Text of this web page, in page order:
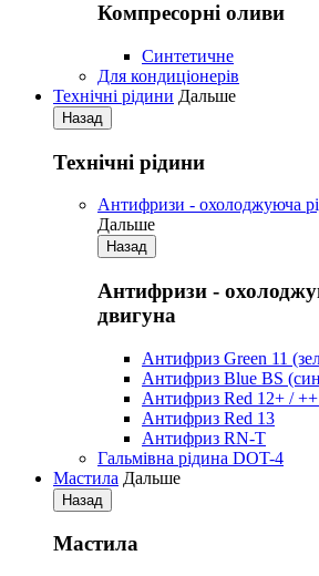
Компресорні оливи
Синтетичне
Для кондиціонерів
Технічні рідини Дальше
Назад
Технічні рідини
Антифризи - охолоджуюча
Дальше
Назад
Антифризи -
двигуна
Антифриз Green 11
Антифриз Blue BS
Антифриз Red 12+ /
Антифриз Red 13
Антифриз RN-T
Гальмівна рідина DOT-4
Мастила Дальше
Назад
Мастила